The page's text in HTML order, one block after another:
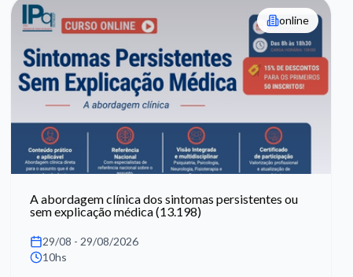
online
A abordagem clínica dos sintomas persistentes ou
sem explicação médica (13.198)
29/08 - 29/08/2026
10hs